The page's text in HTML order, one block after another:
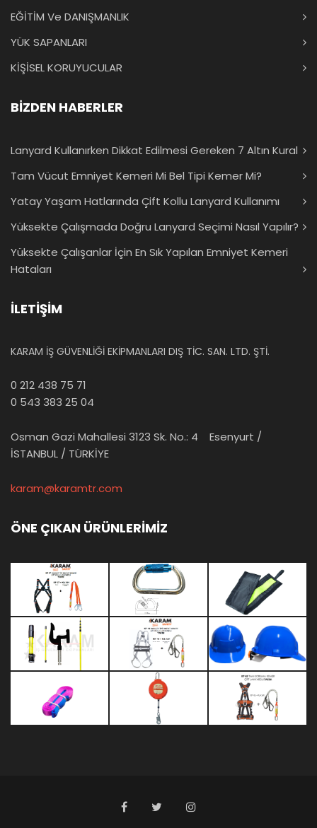
EĞİTİM Ve DANIŞMANLIK
YÜK SAPANLARI
KİŞİSEL KORUYUCULAR
BİZDEN HABERLER
Lanyard Kullanırken Dikkat Edilmesi Gereken 7 Altın Kural
Tam Vücut Emniyet Kemeri Mi Bel Tipi Kemer Mi?
Yatay Yaşam Hatlarında Çift Kollu Lanyard Kullanımı
Yüksekte Çalışmada Doğru Lanyard Seçimi Nasıl Yapılır?
Yüksekte Çalışanlar İçin En Sık Yapılan Emniyet Kemeri
Hataları
İLETİŞİM
KARAM İŞ GÜVENLİĞİ EKİPMANLARI DIŞ TİC. SAN. LTD. ŞTİ.
0 212 438 75 71
0 543 383 25 04
Osman Gazi Mahallesi 3123 Sk. No.: 4 Esenyurt /
İSTANBUL / TÜRKİYE
karam@karamtr.com
ÖNE ÇIKAN ÜRÜNLERİMİZ